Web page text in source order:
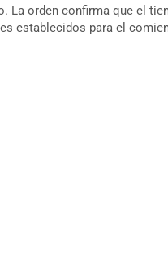
La orden confirma que el
establecidos para el